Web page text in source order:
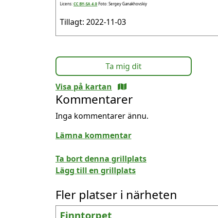
Licens:CC BY-SA 4.0Foto: Sergey Ganakhovskiy
Tillagt: 2022-11-03
Ta mig dit
Visa på kartan
Kommentarer
Inga kommentarer ännu.
Lämna kommentar
Ta bort denna grillplats
Lägg till en grillplats
Fler platser i närheten